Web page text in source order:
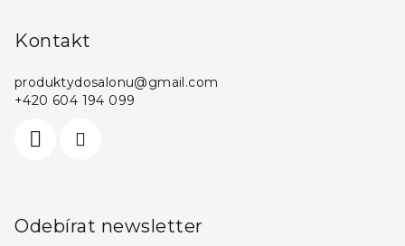
Kontakt
produktydosalonu@gmail.com
+420 604 194 099
Odebírat newsletter